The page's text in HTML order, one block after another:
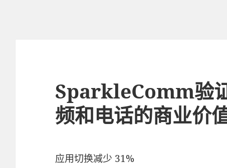
SparkleComm验
频和电话的商业价
应用切换减少 31%